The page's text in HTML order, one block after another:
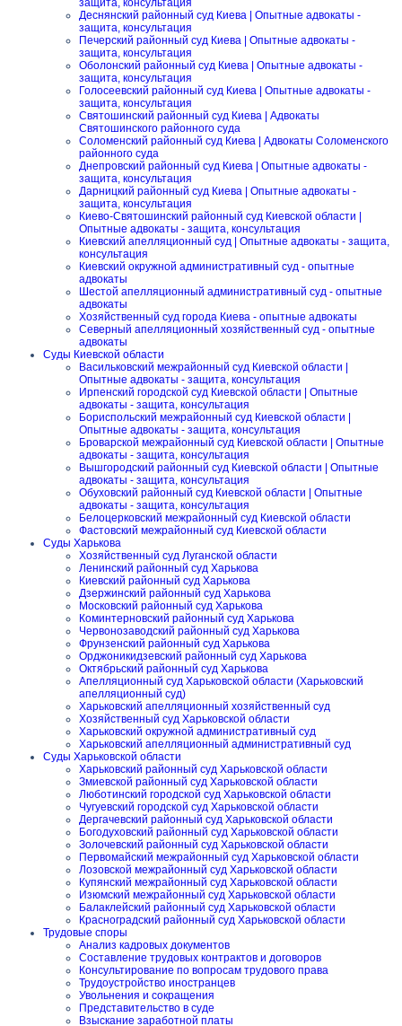
защита, консультация
Деснянский районный суд Киева | Опытные адвокаты -
защита, консультация
Печерский районный суд Киева | Опытные адвокаты -
защита, консультация
Оболонский районный суд Киева | Опытные адвокаты -
защита, консультация
Голосеевский районный суд Киева | Опытные адвокаты -
защита, консультация
Святошинский районный суд Киева | Адвокаты
Святошинского районного суда
Соломенский районный суд Киева | Адвокаты Соломенского
районного суда
Днепровский районный суд Киева | Опытные адвокаты -
защита, консультация
Дарницкий районный суд Киева | Опытные адвокаты -
защита, консультация
Киево-Святошинский районный суд Киевской области |
Опытные адвокаты - защита, консультация
Киевский апелляционный суд | Опытные адвокаты - защита,
консультация
Киевский окружной административный суд - опытные
адвокаты
Шестой апелляционный административный суд - опытные
адвокаты
Хозяйственный суд города Киева - опытные адвокаты
Северный апелляционный хозяйственный суд - опытные
адвокаты
Суды Киевской области
Васильковский межрайонный суд Киевской области |
Опытные адвокаты - защита, консультация
Ирпенский городской суд Киевской области | Опытные
адвокаты - защита, консультация
Бориспольский межрайонный суд Киевской области |
Опытные адвокаты - защита, консультация
Броварской межрайонный суд Киевской области | Опытные
адвокаты - защита, консультация
Вышгородский районный суд Киевской области | Опытные
адвокаты - защита, консультация
Обуховский районный суд Киевской области | Опытные
адвокаты - защита, консультация
Белоцерковский межрайонный суд Киевской области
Фастовский межрайонный суд Киевской области
Суды Харькова
Хозяйственный суд Луганской области
Ленинский районный суд Харькова
Киевский районный суд Харькова
Дзержинский районный суд Харькова
Московский районный суд Харькова
Коминтерновский районный суд Харькова
Червонозаводский районный суд Харькова
Фрунзенский районный суд Харькова
Орджоникидзевский районный суд Харькова
Октябрьский районный суд Харькова
Апелляционный суд Харьковской области (Харьковский
апелляционный суд)
Харьковский апелляционный хозяйственный суд
Хозяйственный суд Харьковской области
Харьковский окружной административный суд
Харьковский апелляционный административный суд
Суды Харьковской области
Харьковский районный суд Харьковской области
Змиевской районный суд Харьковской области
Люботинский городской суд Харьковской области
Чугуевский городской суд Харьковской области
Дергачевский районный суд Харьковской области
Богодуховский районный суд Харьковской области
Золочевский районный суд Харьковской области
Первомайский межрайонный суд Харьковской области
Лозовской межрайонный суд Харьковской области
Купянский межрайонный суд Харьковской области
Изюмский межрайонный суд Харьковской области
Балаклейский районный суд Харьковской области
Красноградский районный суд Харьковской области
Трудовые споры
Анализ кадровых документов
Составление трудовых контрактов и договоров
Консультирование по вопросам трудового права
Трудоустройство иностранцев
Увольнения и сокращения
Представительство в суде
Взыскание заработной платы